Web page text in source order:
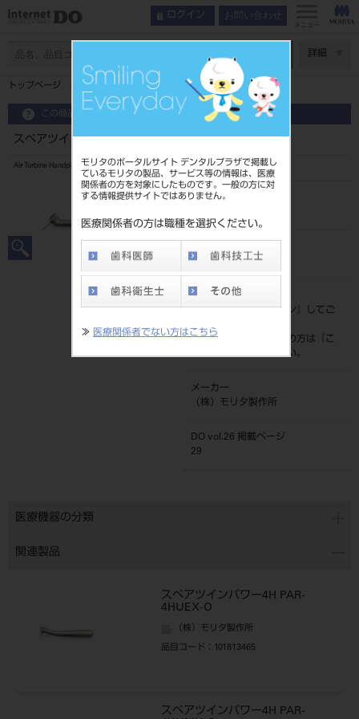
モリタのポータルサイト デンタルプラザで掲載し
ているモリタの製品、サービス等の情報は、医療
関係者の方を対象にしたものです。一般の方に対
する情報提供サイトではありません。
医療関係者の方は職種を選択ください。
≫ 医療関係者でない方はこちら
ログイン お問い合わせ
メニュー
詳細
トップページ スペアツインパワー4H PAR-4HEX-O-45
この商品に関するお問い合わせ
スペアツインパワー4H PAR-4HEX-O-45
Air Turbine Handpiece Twinpower Turbine 4H
品目コード
4548213022595
標準価格
価格の確認は『ログイン
』してご
ネット会員登録がまだの方は『
こ
ちら』より登録ください。
メーカー
（株）モリタ製作所
DO vol.26 掲載ページ
29
医療機器の分類
関連製品
スペアツインパワー4H PAR-
4HUEX-O
（株）モリタ製作所
品目コード ：101813465
スペアツインパワー4H PAR-